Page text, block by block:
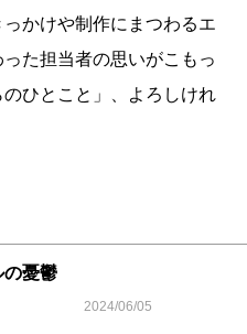
かけや制作にまつわるエ
た担当者の思いがこもっ
ひとこと」、よろしけれ
の憂鬱
2024/06/05